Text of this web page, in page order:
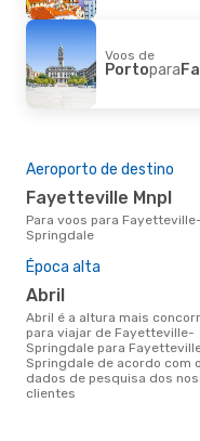
Voos de
Portopara
Aeroporto de destino
Fayetteville Mnpl
Para voos para Fayetteville-
Springdale
Época alta
abril
abril é a altura mais concorrida
para viajar de Fayetteville-
Springdale para
Springdale de acordo com
dados de pesquisa dos
clientes